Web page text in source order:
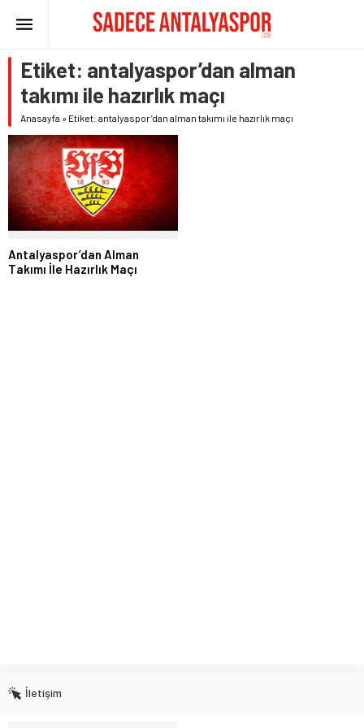
Etiket: antalyaspor’dan alman
takımı ile hazırlık maçı
Anasayfa » Etiket: antalyaspor’dan alman takımı ile hazırlık maçı
Antalyaspor’dan Alman
Takımı İle Hazırlık Maçı
İletişim